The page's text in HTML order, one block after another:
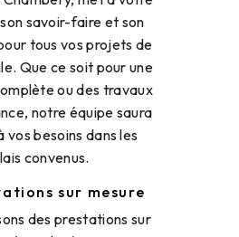
savoir-faire et son
tous vos projets de
Que ce soit pour une
ou des travaux
notre équipe saura
vos besoins dans les
convenus.
sur mesure
des prestations sur